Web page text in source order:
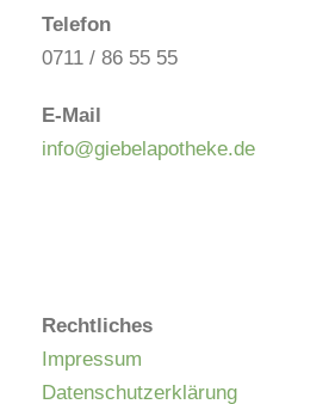
Telefon
0711 / 86 55 55
E-Mail
info@giebelapotheke.de
Rechtliches
Impressum
Datenschutzerklärung